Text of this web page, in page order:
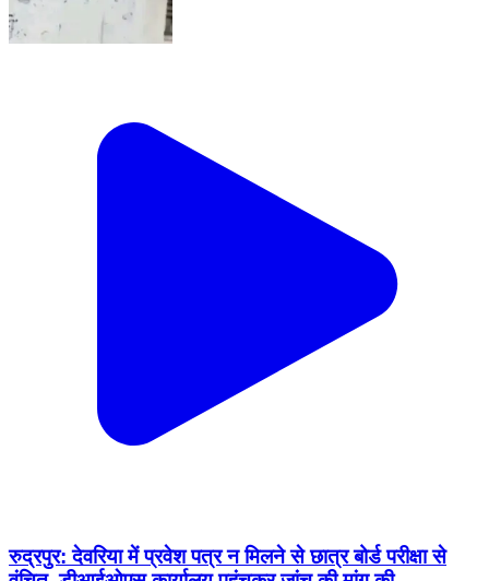
रुद्रपुर: देवरिया में प्रवेश पत्र न मिलने से छात्र बोर्ड परीक्षा से